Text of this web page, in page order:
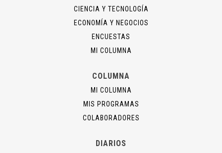
CIENCIA Y TECNOLOGÍA
ECONOMÍA Y NEGOCIOS
ENCUESTAS
MI COLUMNA
COLUMNA
MI COLUMNA
MIS PROGRAMAS
COLABORADORES
DIARIOS